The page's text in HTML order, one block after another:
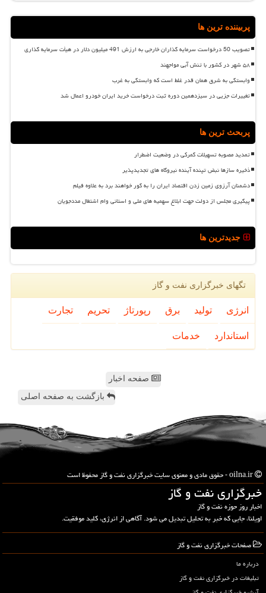
پربیننده ترین ها
تصویب 50 درخواست سرمایه گذاران خارجی به ارزش 491 میلیون دلار در هیأت سرمایه گذاری
۵۸ شهر در کشور با تنش آبی مواجهند
وابستگی به شرق همان قدر غلط است که وابستگی به غرب
تغییرات جزیی در سیزدهمین دوره ثبت درخواست خرید ایران خودرو اعمال شد
پربحث ترین ها
تمدید مصوبه تسهیلات گمرکی در وضعیت اضطرار
ذخیره سازها نبض تپنده آینده نیروگاه های تجدیدپذیر
دشمنان آرزوی زمین زدن اقتصاد ایران را به گور خواهند برد به علاوه فیلم
پیگیری مجلس از دولت جهت ابلاغ سهمیه های ملی و استانی وام اشتغال مددجویان
جدیدترین ها
تگهای خبرگزاری نفت و گاز
انرژی تولید برق رپورتاژ تحریم تجارت
استاندارد خدمات
صفحه اخبار
بازگشت به صفحه اصلی
خبرگزاری نفت و گاز
اخبار روز حوزه نفت و گاز
اویلنا، جایی که خبر به تحلیل تبدیل می شود. آگاهی از انرژی، کلید موفقیت.
صفحات خبرگزاری نفت و گاز
درباره ما
تبلیغات در خبرگزاری نفت و گاز